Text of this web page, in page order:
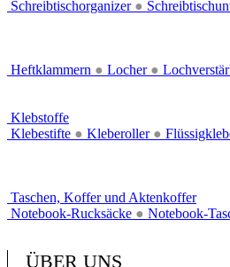
Schreibtischorganizer ●
Heftklammern ● Locher ●
Klebstoffe
Klebestifte ● Kleberoller ●
Taschen, Koffer und Aktenkoffer
Notebook-Rucksäcke ● Notebook-
ÜBER UNS